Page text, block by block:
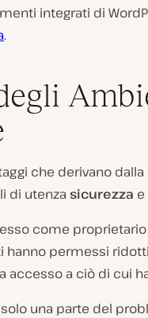
integrati di
.
che derivano
di utenza sicurezza e
come
permessi
accesso a ciò di cui
una parte del